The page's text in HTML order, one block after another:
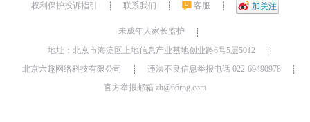
权利保护投诉指引
┊ 联系我们 ┊ 客服 ┊ 加关注
未成年人家长监护
┊
地址：北京市海淀区上地信息产业基地创业路6号5层5012
┊
北京六趣网络科技有限公司
┊ 违法不良信息举报电话 022-69490978
┊
官方举报邮箱 zb@66rpg.com